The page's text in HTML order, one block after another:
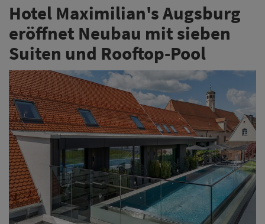
Hotel Maximilian's Augsburg
eröffnet Neubau mit sieben
Suiten und Rooftop-Pool